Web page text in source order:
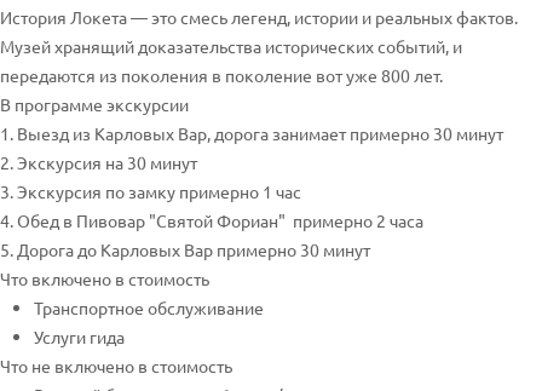
История Локета — это смесь легенд, истории и реальных фактов.
Музей хранящий доказательства исторических событий, и
передаются из поколения в поколение вот уже 800 лет.
В программе экскурсии
1. Выезд из Карловых Вар, дорога занимает примерно 30 минут
2. Экскурсия на 30 минут
3. Экскурсия по замку примерно 1 час
4. Обед в Пивовар "Святой Фориан" примерно 2 часа
5. Дорога до Карловых Вар примерно 30 минут
Что включено в стоимость
Транспортное обслуживание
Услуги гида
Что не включено в стоимость